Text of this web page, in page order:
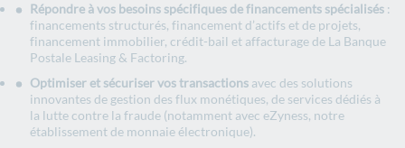
Répondre à vos besoins spécifiques de financements spécialisés :
financements structurés, financement d’actifs et de projets,
financement immobilier, crédit-bail et affacturage de La Banque
Postale Leasing & Factoring.
Optimiser et sécuriser vos transactions avec des solutions
innovantes de gestion des flux monétiques, de services dédiés à
la lutte contre la fraude (notamment avec eZyness, notre
établissement de monnaie électronique).